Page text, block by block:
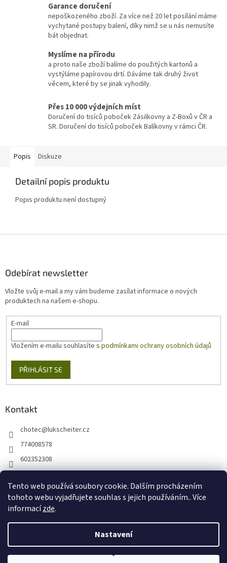
Tento web používá soubory cookie. Dalším procházením
tohoto webu vyjadřujete souhlas s jejich používáním.. Více
informacízde.
Nastavení
Garance doručení
nepoškozeného zboží. Za více než 20 let posílání máme
vychytané postupy balení, díky nimž se u nás nemusíte
bát objednat.
Myslíme na přírodu
a proto naše zboží balíme do použitých kartonů a
vystýláme papírovou drtí. Dáváme tak druhý život
věcem, které by se jinak vyhodily.
Přes 10 000 výdejních míst
Doručení do tisíců poboček Zásilkovny a Z-Boxů v ČR a
SR. Doručení do tisíců poboček Balíkovny v rámci ČR.
Popis Diskuze
Detailní popis produktu
Popis produktu není dostupný
Odebírat newsletter
Vložte svůj e-mail a my vám budeme zasílat informace o nových
produktech na našem e-shopu.
E-mail
Vložením e-mailu souhlasíte s podmínkami ochrany osobních údajů
PŘIHLÁSIT SE
Kontakt
chotec@lukscheiter.cz
774008578
602352308
https://www.facebook.com/kytkychotec
+420774008578
Vytvořil Shoptet